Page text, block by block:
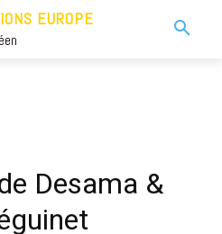
EUROPE
Desama &